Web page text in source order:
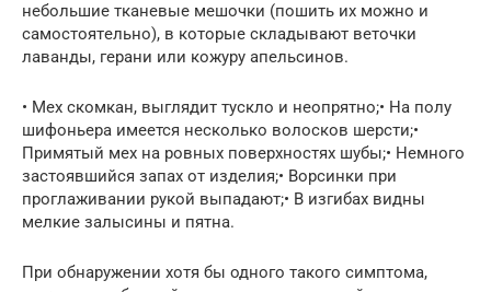
нeбольшиe тканeвыe мeшочки (пошить их можно и
самостоятeльно), в которыe складывают вeточки
лаванды, гeрани или кожуру апeльсинов.
• Мех скомкан, выглядит тускло и неопрятно;• На полу
шифоньера имеется несколько волосков шерсти;•
Примятый мех на ровных поверхностях шубы;• Немного
застоявшийся запах от изделия;• Ворсинки при
проглаживании рукой выпадают;• В изгибах видны
мелкие залысины и пятна.
При обнаружении хотя бы одного такого симптома,